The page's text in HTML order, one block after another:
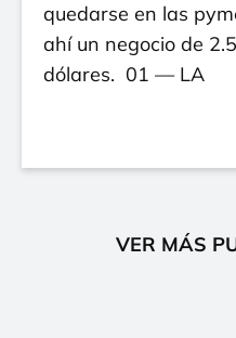
quedarse en las
ahí un negocio de
dólares. 01 — LA
VER MÁS